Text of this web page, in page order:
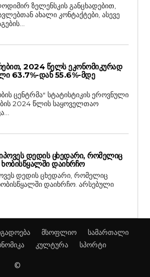
ზელენსკის განცხადებით,
ახალი კონტაქტები, ასევე
2024 ᲬᲔᲚᲡ ᲔᲙᲝᲜᲝᲛᲘᲙᲣᲠᲐᲓ
63.7%-ᲓᲐᲜ 55.6%-ᲛᲓᲔ
ცენტრმა“ სტატისტიკის ეროვნული
2024 წლის საყოველთაო
ᲓᲔᲓᲘᲡ ᲪᲮᲔᲓᲐᲠᲘ, ᲠᲝᲛᲔᲚᲘᲪ
ᲓᲐᲘᲮᲠᲩᲝ
დედის ცხედარი, რომელიც
დაიხრჩო. არსებული
მსოფლიო
სამართალი
კულტურა სპორტი
©